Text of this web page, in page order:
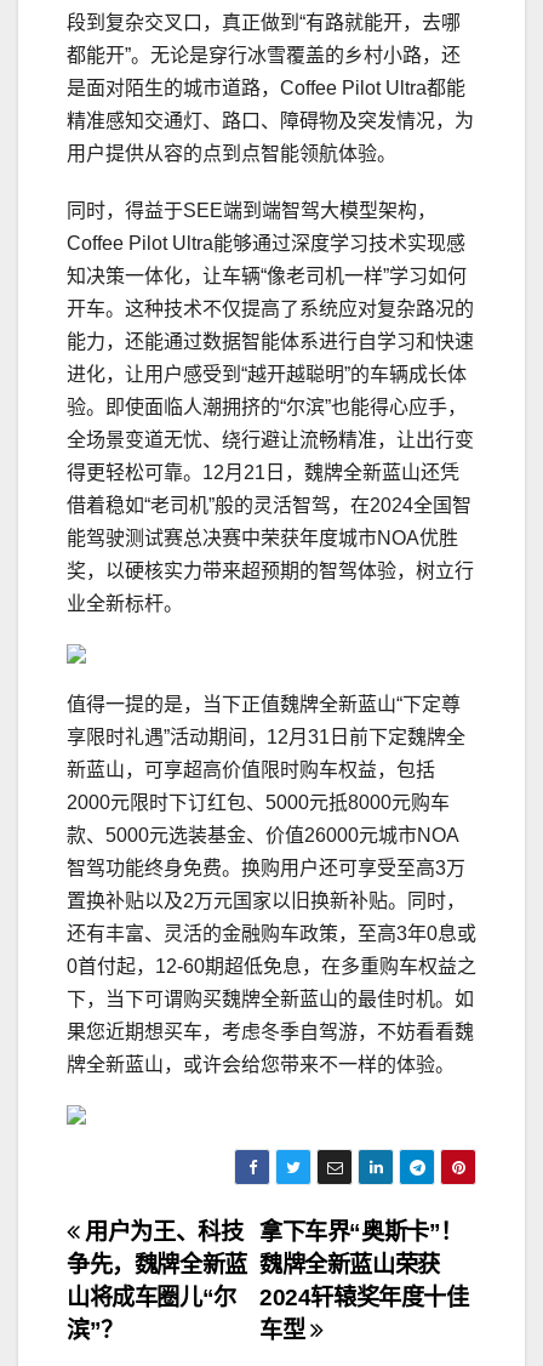
段到复杂交叉口，真正做到“有路就能开，去哪
都能开”。无论是穿行冰雪覆盖的乡村小路，还
是面对陌生的城市道路，Coffee Pilot Ultra都能
精准感知交通灯、路口、障碍物及突发情况，为
用户提供从容的点到点智能领航体验。
同时，得益于SEE端到端智驾大模型架构，
Coffee Pilot Ultra能够通过深度学习技术实现感
知决策一体化，让车辆“像老司机一样”学习如何
开车。这种技术不仅提高了系统应对复杂路况的
能力，还能通过数据智能体系进行自学习和快速
进化，让用户感受到“越开越聪明”的车辆成长体
验。即使面临人潮拥挤的“尔滨”也能得心应手，
全场景变道无忧、绕行避让流畅精准，让出行变
得更轻松可靠。12月21日，魏牌全新蓝山还凭
借着稳如“老司机”般的灵活智驾，在2024全国智
能驾驶测试赛总决赛中荣获年度城市NOA优胜
奖，以硬核实力带来超预期的智驾体验，树立行
业全新标杆。
值得一提的是，当下正值魏牌全新蓝山“下定尊
享限时礼遇”活动期间，12月31日前下定魏牌全
新蓝山，可享超高价值限时购车权益，包括
2000元限时下订红包、5000元抵8000元购车
款、5000元选装基金、价值26000元城市NOA
智驾功能终身免费。换购用户还可享受至高3万
置换补贴以及2万元国家以旧换新补贴。同时，
还有丰富、灵活的金融购车政策，至高3年0息或
0首付起，12-60期超低免息，在多重购车权益之
下，当下可谓购买魏牌全新蓝山的最佳时机。如
果您近期想买车，考虑冬季自驾游，不妨看看魏
牌全新蓝山，或许会给您带来不一样的体验。
文
章
导
拿下车界“奥斯卡”！
魏牌全新蓝山荣获
2024轩辕奖年度十佳
车型
用户为王、科技
争先，魏牌全新蓝
山将成车圈儿“尔
滨”？